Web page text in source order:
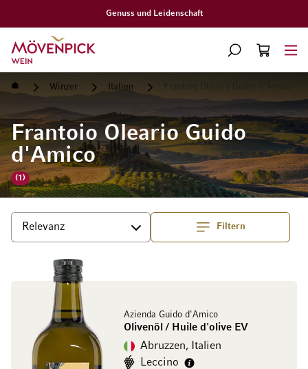
Zur Startseite
SUCHE
WARENKORB
Startseite Winzer Italien Frantoio Oleario Guido d'Amico
Frantoio Oleario Guido
d'Amico
(1)
Filtern
SortierenTop
Azienda Guido d'Amico
Olivenöl / Huile d'olive EV
Abruzzen, Italien
Leccino